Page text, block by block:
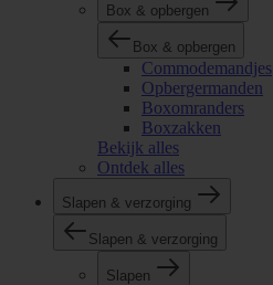
Box & opbergen
Box & opbergen
Commodemandjes
Opbergermanden
Boxomranders
Boxzakken
Bekijk alles
Ontdek alles
Slapen & verzorging
Slapen & verzorging
Slapen